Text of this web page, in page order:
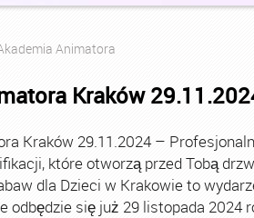
Animatora
Kraków
Kraków 29.11.2024 –
które otworzą przed Tobą
dla Dzieci w Krakowie to
odbędzie się już 29 listopada